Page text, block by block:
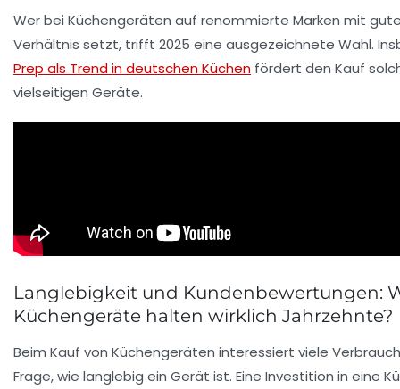
Wer bei Küchengeräten auf renommierte Marken mit
Verhältnis setzt, trifft 2025 eine ausgezeichnete Wahl.
Prep als Trend in deutschen Küchen fördert den Kauf
vielseitigen Geräte.
Langlebigkeit und Kundenbewertungen:
Küchengeräte halten wirklich Jahrzehnte?
Beim Kauf von Küchengeräten interessiert viele
Frage, wie langlebig ein Gerät ist. Eine Investition in eine